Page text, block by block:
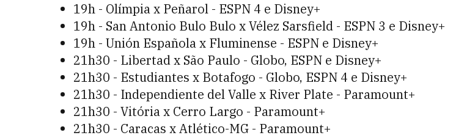
19h - Olímpia x Peñarol - ESPN 4 e Disney+
19h - San Antonio Bulo Bulo x Vélez Sarsfield - ESPN 3 e Disney+
19h - Unión Española x Fluminense - ESPN e Disney+
21h30 - Libertad x São Paulo - Globo, ESPN e Disney+
21h30 - Estudiantes x Botafogo - Globo, ESPN 4 e Disney+
21h30 - Independiente del Valle x River Plate - Paramount+
21h30 - Vitória x Cerro Largo - Paramount+
21h30 - Caracas x Atlético-MG - Paramount+